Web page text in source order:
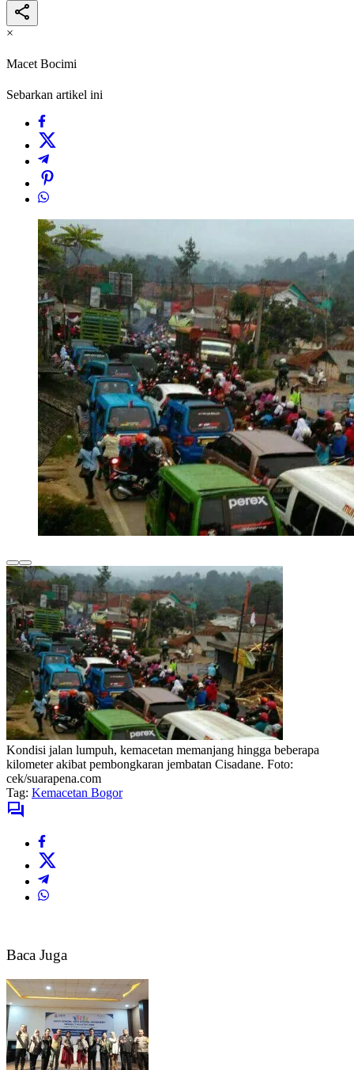
×
Macet Bocimi
Sebarkan artikel ini
Kondisi jalan lumpuh, kemacetan memanjang hingga beberapa
kilometer akibat pembongkaran jembatan Cisadane. Foto:
cek/suarapena.com
Tag: Kemacetan Bogor
Baca Juga